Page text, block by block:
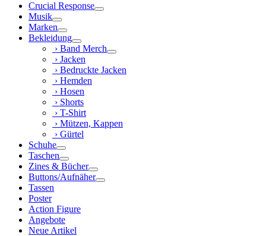
Crucial Response
Musik
Marken
Bekleidung
› Band Merch
› Jacken
› Bedruckte Jacken
› Hemden
› Hosen
› Shorts
› T-Shirt
› Mützen, Kappen
› Gürtel
Schuhe
Taschen
Zines & Bücher
Buttons/Aufnäher
Tassen
Poster
Action Figure
Angebote
Neue Artikel